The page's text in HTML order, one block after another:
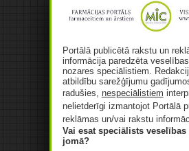
Portālā publicētā rakstu un
informācija paredzēta
nozares speciālistiem.
atbildību sarežģījumu
radušies, nespeciālistiem
nelietderīgi izmantojot Portālā
reklāmas un/vai rakstu
Vai esat speciālists veselības
jomā?